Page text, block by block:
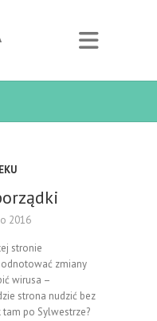
2016
stronie
zmiany
wirusa –
strona nudzić bez
tam po Sylwestrze?